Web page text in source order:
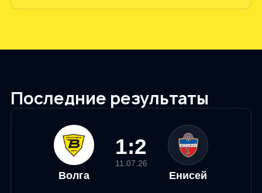
Последние результаты
Волга
1:2
11.07.26
Енисей